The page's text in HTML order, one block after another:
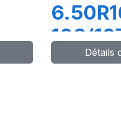
108/
Détails